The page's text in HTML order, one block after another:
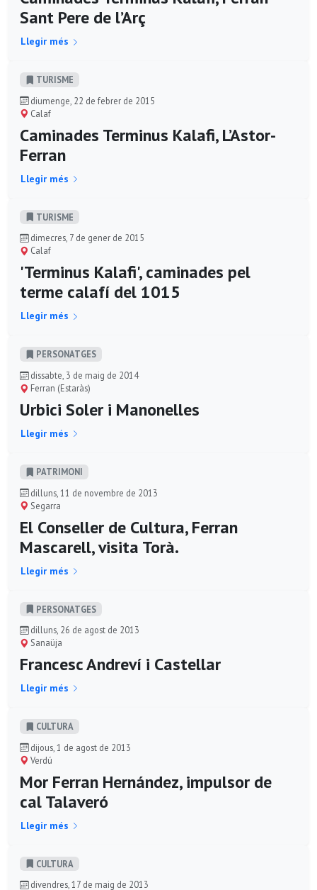
Sant Pere de l’Arç
Llegir més
TURISME
diumenge, 22 de febrer de 2015
Calaf
Caminades Terminus Kalafi, L’Astor-
Ferran
Llegir més
TURISME
dimecres, 7 de gener de 2015
Calaf
'Terminus Kalafi', caminades pel
terme calafí del 1015
Llegir més
PERSONATGES
dissabte, 3 de maig de 2014
Ferran (Estaràs)
Urbici Soler i Manonelles
Llegir més
PATRIMONI
dilluns, 11 de novembre de 2013
Segarra
El Conseller de Cultura, Ferran
Mascarell, visita Torà.
Llegir més
PERSONATGES
dilluns, 26 de agost de 2013
Sanaüja
Francesc Andreví i Castellar
Llegir més
CULTURA
dijous, 1 de agost de 2013
Verdú
Mor Ferran Hernández, impulsor de
cal Talaveró
Llegir més
CULTURA
divendres, 17 de maig de 2013